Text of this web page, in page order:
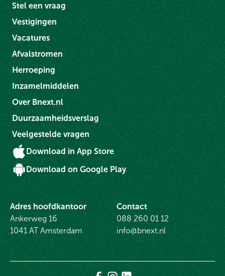
Adres hoofdkantoor
Ankerweg 16
1041 AT Amsterdam
Contact
088 260 01 12
info@bnext.nl
Stel een vraag
Vestigingen
Vacatures
Afvalstromen
Herroeping
Inzamelmiddelen
Over Bnext.nl
Duurzaamheidsverslag
Veelgestelde vragen
Download in App Store
Download on Google Play